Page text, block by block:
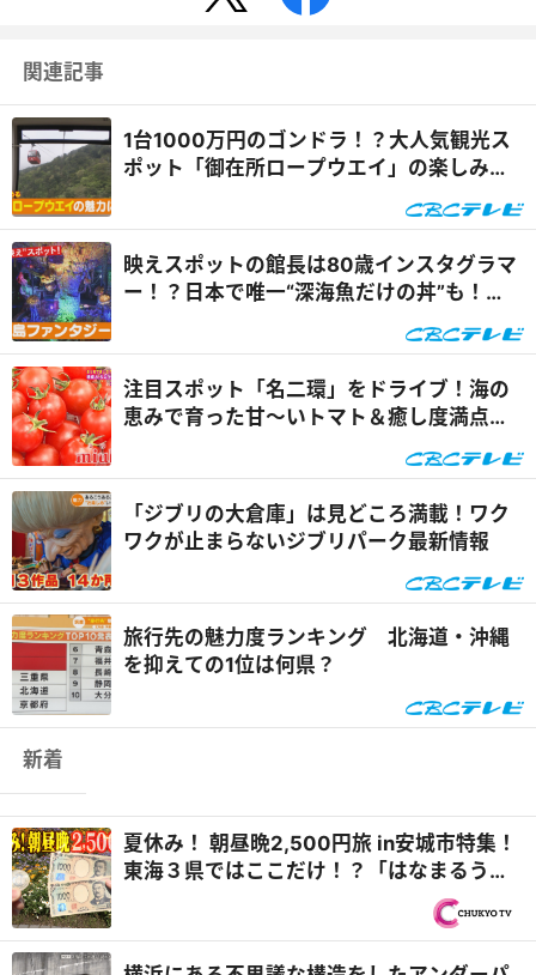
関連記事
1台1000万円のゴンドラ！？大人気観光ス
ポット「御在所ロープウエイ」の楽しみ方
映えスポットの館長は80歳インスタグラマ
ー！？日本で唯一“深海魚だけの丼”も！
注目スポット「名二環」をドライブ！海の
恵みで育った甘～いトマト＆癒し度満点の
「ジブリの大倉庫」は見どころ満載！ワク
ワクが止まらないジブリパーク最新情報
旅行先の魅力度ランキング 北海道・沖縄
を抑えての1位は何県？
新着
夏休み！ 朝昼晩2,500円旅 in安城市特集！
東海３県ではここだけ！？「はなまるうど